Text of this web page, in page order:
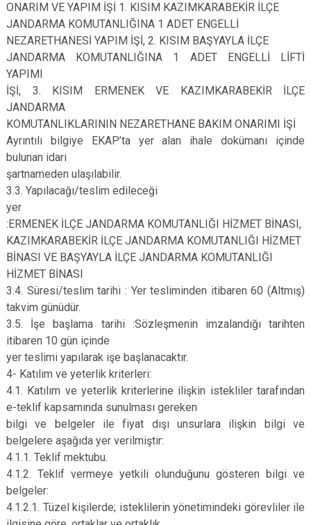
ONARIM VE YAPIM İŞİ 1. KISIM KAZIMKARABEKİR İLÇE
JANDARMA KOMUTANLIĞINA 1 ADET ENGELLİ
NEZARETHANESİ YAPIM İŞİ, 2. KISIM BAŞYAYLA İLÇE
JANDARMA KOMUTANLIĞINA 1 ADET ENGELLİ LİFTİ
YAPIMI
İŞİ, 3. KISIM ERMENEK VE KAZIMKARABEKİR İLÇE
JANDARMA
KOMUTANLIKLARININ NEZARETHANE BAKIM ONARIMI İŞİ
Ayrıntılı bilgiye EKAP’ta yer alan ihale dokümanı içinde
bulunan idari
şartnameden ulaşılabilir.
3.3. Yapılacağı/teslim edileceği
yer
:ERMENEK İLÇE JANDARMA KOMUTANLIĞI HİZMET BİNASI,
KAZIMKARABEKİR İLÇE JANDARMA KOMUTANLIĞI HİZMET
BİNASI VE BAŞYAYLA İLÇE JANDARMA KOMUTANLIĞI
HİZMET BİNASI
3.4. Süresi/teslim tarihi : Yer tesliminden itibaren 60 (Altmış)
takvim günüdür.
3.5. İşe başlama tarihi :Sözleşmenin imzalandığı tarihten
itibaren 10 gün içinde
yer teslimi yapılarak işe başlanacaktır.
4- Katılım ve yeterlik kriterleri:
4.1. Katılım ve yeterlik kriterlerine ilişkin istekliler tarafından
e-teklif kapsamında sunulması gereken
bilgi ve belgeler ile fiyat dışı unsurlara ilişkin bilgi ve
belgelere aşağıda yer verilmiştir:
4.1.1. Teklif mektubu.
4.1.2. Teklif vermeye yetkili olunduğunu gösteren bilgi ve
belgeler:
4.1.2.1. Tüzel kişilerde; isteklilerin yönetimindeki görevliler ile